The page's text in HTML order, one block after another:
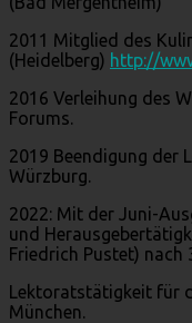
2011 Mitglied des
(Heidelberg) http://
2016 Verleihung des
Forums.
2019 Beendigung der
Würzburg.
2022: Mit der Juni-
und
Friedrich Pustet) nach
Lektoratstätigkeit für
München.